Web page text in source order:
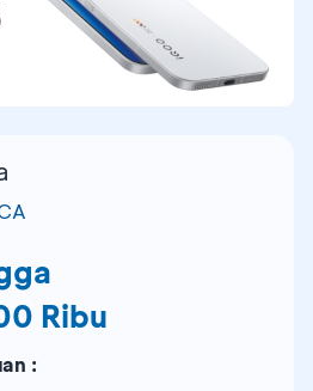
Ribu
: